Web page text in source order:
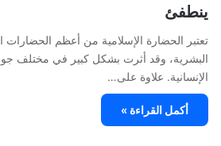
ينطفئ
تعتبر الحضارة الإسلامية من أعظم الحضارات
البشرية، وقد أثرت بشكل كبير في مختلف
الإنسانية. علاوة على…
أكمل القراءة »